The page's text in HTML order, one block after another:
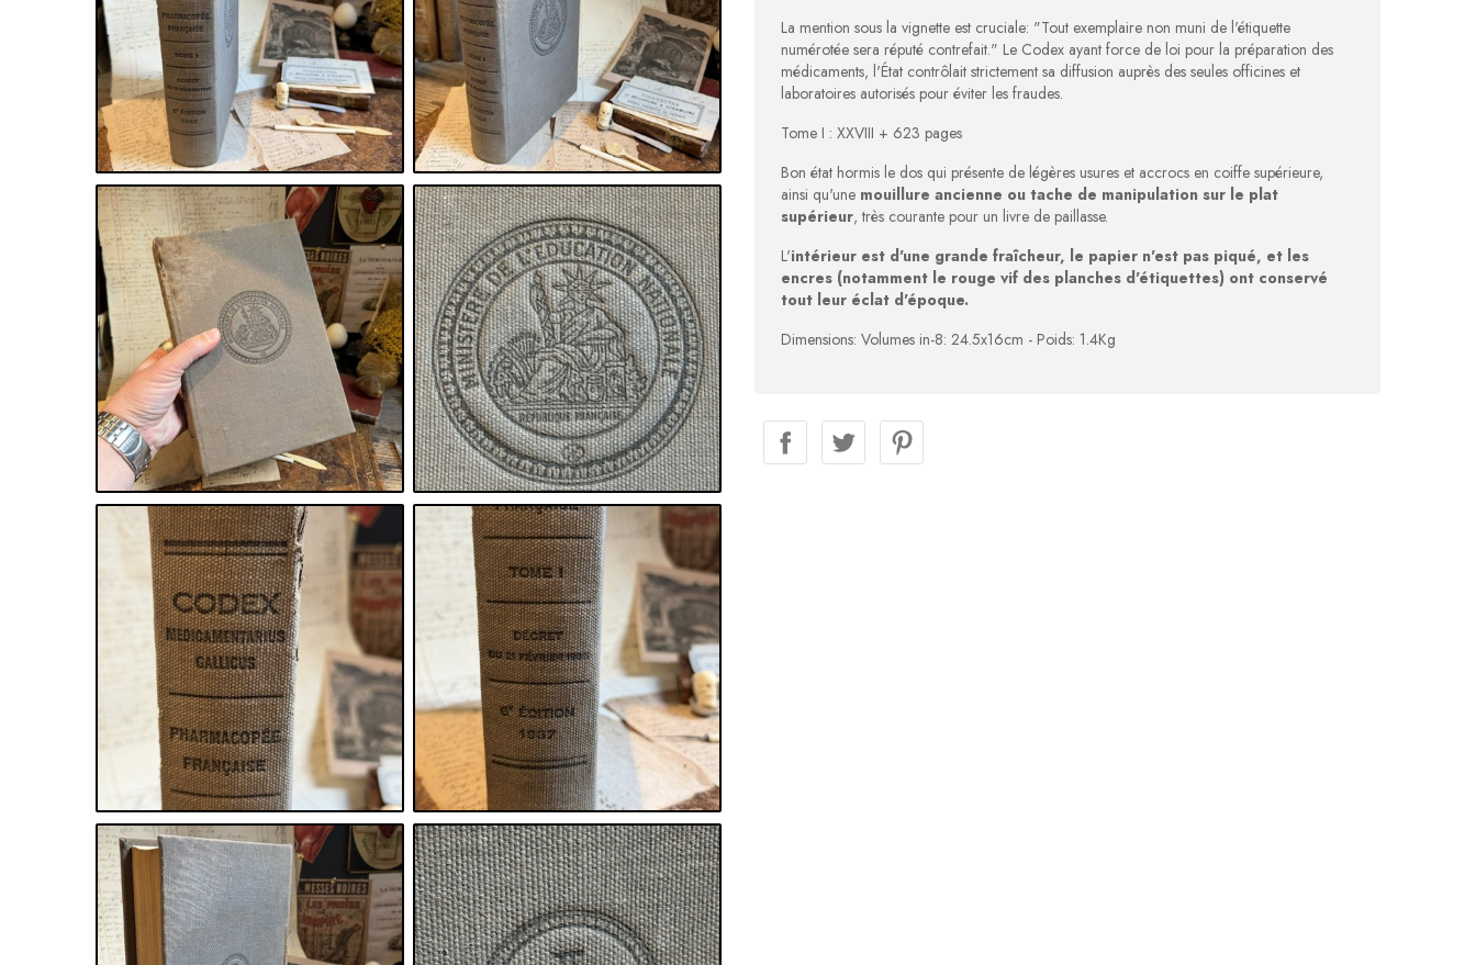
La mention sous la vignette est cruciale: "Tout exemplaire non muni de l'étiquette
numérotée sera réputé contrefait." Le Codex ayant force de loi pour la préparation des
médicaments, l'État contrôlait strictement sa diffusion auprès des seules officines et
laboratoires autorisés pour éviter les fraudes.
Tome I : XXVIII + 623 pages
Bon état hormis le dos qui présente de légères usures et accrocs en coiffe supérieure,
ainsi qu'une mouillure ancienne ou tache de manipulation sur le plat
supérieur, très courante pour un livre de paillasse.
L'intérieur est d'une grande fraîcheur, le papier n'est pas piqué, et les
encres (notamment le rouge vif des planches d'étiquettes) ont conservé
tout leur éclat d'époque.
Dimensions: Volumes in-8: 24.5x16cm - Poids: 1.4Kg